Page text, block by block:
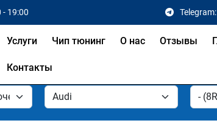
- 19:00
Услуги Чип тюнинг О нас Отзывы
Контакты